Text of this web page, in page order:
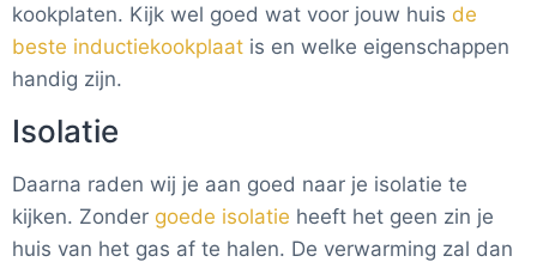
kookplaten. Kijk wel goed wat voor jouw huis de
beste inductiekookplaat is en welke eigenschappen
handig zijn.
Isolatie
Daarna raden wij je aan goed naar je isolatie te
kijken. Zonder goede isolatie heeft het geen zin je
huis van het gas af te halen. De verwarming zal dan